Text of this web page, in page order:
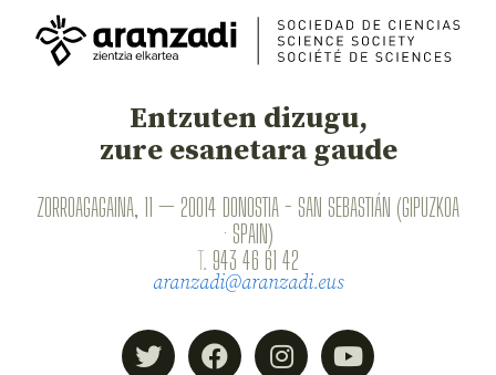
Entzuten dizugu,
zure esanetara gaude
ZORROAGAGAINA, 11 — 20014 DONOSTIA - SAN SEBASTIÁN (GIPUZKOA
· SPAIN)
T. 943 46 61 42
aranzadi@aranzadi.eus